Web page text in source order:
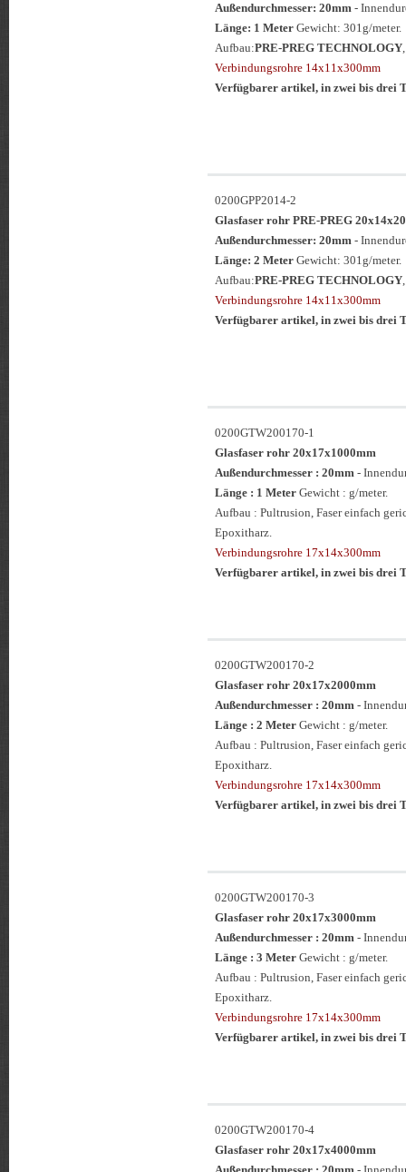
Außendurchmesser: 20mm -
Länge: 1 Meter Gewicht: 301g/meter.
Aufbau:PRE-PREG TECHNOLOGY
Verbindungsrohre 14x11x300mm
Verfügbarer artikel, in zwei bis drei
0200GPP2014-2
Glasfaser rohr PRE-PREG
Außendurchmesser: 20mm -
Länge: 2 Meter Gewicht: 301g/meter.
Aufbau:PRE-PREG TECHNOLOGY
Verbindungsrohre 14x11x300mm
Verfügbarer artikel, in zwei bis drei
0200GTW200170-1
Glasfaser rohr 20x17x1000mm
Außendurchmesser : 20mm -
Länge : 1 Meter Gewicht : g/meter.
Aufbau : Pultrusion, Faser einfach
Epoxitharz.
Verbindungsrohre 17x14x300mm
Verfügbarer artikel, in zwei bis drei
0200GTW200170-2
Glasfaser rohr 20x17x2000mm
Außendurchmesser : 20mm -
Länge : 2 Meter Gewicht : g/meter.
Aufbau : Pultrusion, Faser einfach
Epoxitharz.
Verbindungsrohre 17x14x300mm
Verfügbarer artikel, in zwei bis drei
0200GTW200170-3
Glasfaser rohr 20x17x3000mm
Außendurchmesser : 20mm -
Länge : 3 Meter Gewicht : g/meter.
Aufbau : Pultrusion, Faser einfach
Epoxitharz.
Verbindungsrohre 17x14x300mm
Verfügbarer artikel, in zwei bis drei
0200GTW200170-4
Glasfaser rohr 20x17x4000mm